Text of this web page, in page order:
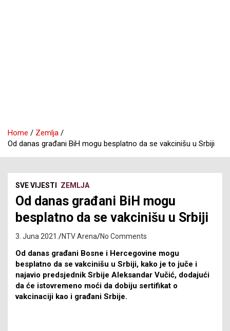
Home
Zemlja
Od danas građani BiH mogu besplatno da se vakcinišu u Srbiji
SVE VIJESTI ZEMLJA
Od danas građani BiH mogu
besplatno da se vakcinišu u Srbiji
3. Juna 2021. NTV Arena No Comments
Od danas građani Bosne i Hercegovine mogu
besplatno da se vakcinišu u Srbiji, kako je to juče i
najavio predsjednik Srbije Aleksandar Vučić, dodajući
da će istovremeno moći da dobiju sertifikat o
vakcinaciji kao i građani Srbije.